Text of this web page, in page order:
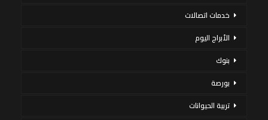
خدمات اتصالات
الأبراج اليوم
بنوك
بورصة
تربية الحيوانات